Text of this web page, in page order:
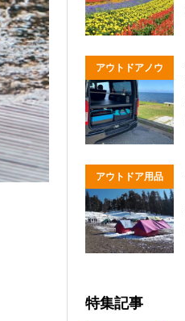
アウトドアノウ
ハウ
アウトドア用品
特集記事